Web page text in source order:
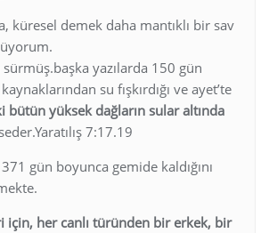
küresel demek daha mantıklı bir sav
yazılarda 150 gün
su fışkırdığı ve ayet’te
bütün yüksek dağların sular altında
7:17.19
gün boyunca gemide kaldığını
için, her canlı türünden bir erkek, bir